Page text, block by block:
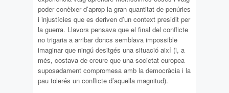
poder conèixer d’aprop la gran quantitat de penúries
i injustícies que es deriven d’un context presidit per
la guerra. Llavors pensava que el final del conflicte
no trigaria a arribar doncs semblava impossible
imaginar que ningú desitgés una situació així (i, a
més, costava de creure que una societat europea
suposadament compromesa amb la democràcia i la
pau tolerés un conflicte d’aquella magnitud).